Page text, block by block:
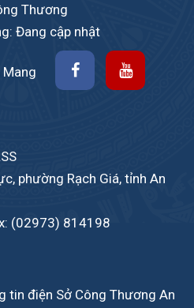
Thương
Đang cập nhật
phường Rạch Giá, tỉnh An
(02973) 814198
tin điện Sở Công Thương An